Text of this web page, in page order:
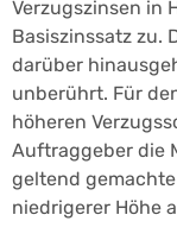
Verzugszinsen in
Basiszinssatz zu.
darüber
unberührt. Für
höheren
Auftraggeber die
geltend
niedrigerer Höhe